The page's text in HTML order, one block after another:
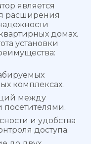
является
расширения
домах.
установки
комплексах.
между
и удобства
доступа.